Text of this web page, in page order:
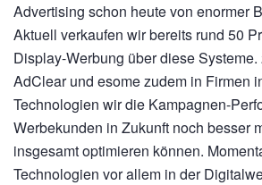
Advertising schon heute von enormer
Aktuell verkaufen wir bereits rund 50
Display-Werbung über diese
AdClear und esome zudem in Firmen
Technologien wir die Kampagnen-
Werbekunden in Zukunft noch besser
insgesamt optimieren können.
Technologien vor allem in der